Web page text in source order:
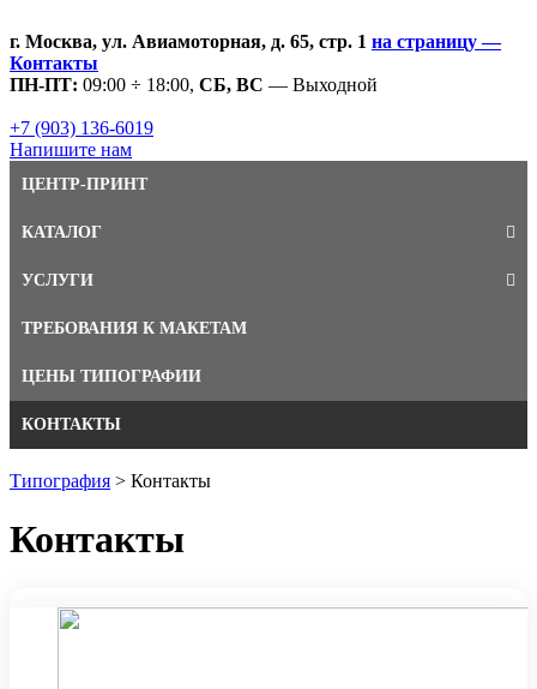
г. Москва, ул. Авиамоторная, д. 65, стр. 1 на страницу —
Контакты
ПН-ПТ: 09:00 ÷ 18:00, СБ, ВС — Выходной
+7 (903) 136-6019
Напишите нам
ЦЕНТР-ПРИНТ
КАТАЛОГ
УСЛУГИ
ТРЕБОВАНИЯ К МАКЕТАМ
ЦЕНЫ ТИПОГРАФИИ
КОНТАКТЫ
Типография > Контакты
Контакты